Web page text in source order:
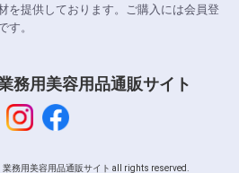
を提供しております。ご購入には会員登
す。
務用美容用品通販サイト
務用美容用品通販サイト all rights reserved.